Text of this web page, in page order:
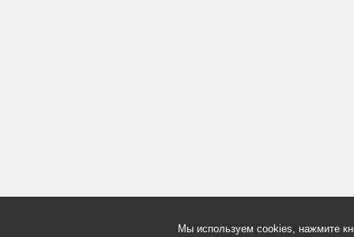
Мы используем cookies, нажмите